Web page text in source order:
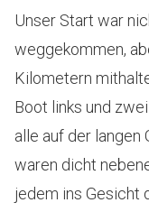
Unser Start war
weggekommen,
Kilometern
Boot links und
alle auf der langen
waren dicht
jedem ins Gesicht